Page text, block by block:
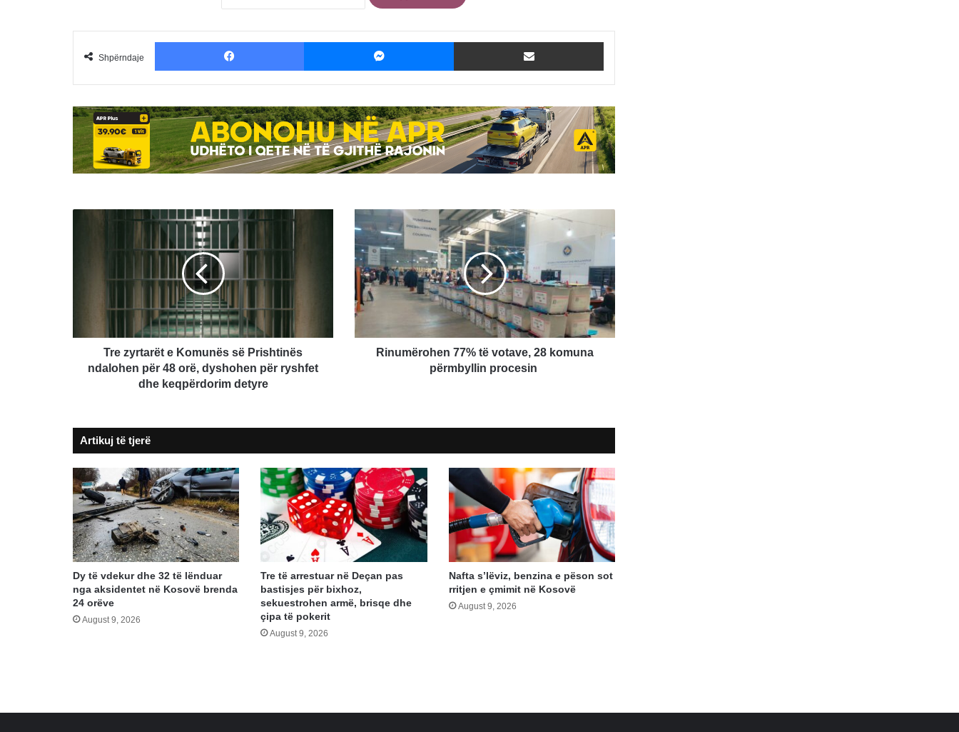
Shpërndaje
Facebook Messenger Shpërndaje me Email
ndalohen
48
dyshohen
keqpërdorim
detyre
Tre zyrtarët e Komunës së Prishtinës
ndalohen për 48 orë, dyshohen për ryshfet
dhe keqpërdorim detyre
Rinumërohen
77%
të
votave,
28
komuna
përmbyllin
procesin
Rinumërohen 77% të votave, 28 komuna
përmbyllin procesin
Artikuj të tjerë
Dy të vdekur dhe 32 të lënduar
nga aksidentet në Kosovë brenda
24 orëve
August 9, 2026
Tre të arrestuar në Deçan pas
bastisjes për bixhoz,
sekuestrohen armë, brisqe dhe
çipa të pokerit
August 9, 2026
Nafta s’lëviz, benzina e pëson sot
rritjen e çmimit në Kosovë
August 9, 2026